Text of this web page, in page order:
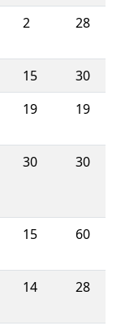
2 28
15
30
19 19
30 30
15 60
14 28